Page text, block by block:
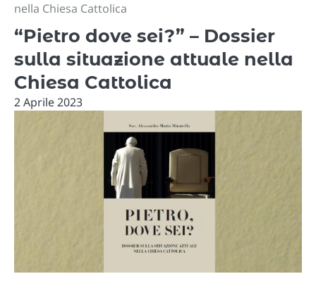
nella Chiesa Cattolica
“Pietro dove sei?” – Dossier
sulla situazione attuale nella
Chiesa Cattolica
2 Aprile 2023